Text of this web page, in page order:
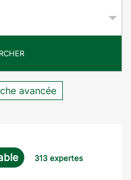
avancée
313 expertes